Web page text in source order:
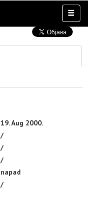
19. Aug 2000.
/
/
/
napad
/